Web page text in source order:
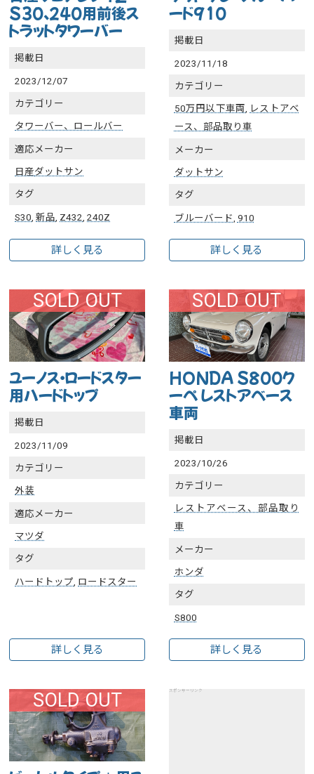
S30、240用前後ス
トラットタワーバー
掲載日
2023/12/07
カテゴリー
タワーバー、ロールバー
適応メーカー
日産ダットサン
タグ
S30 ,新品 Z432 ,240Z
詳しく見る
ード910
掲載日
2023/11/18
カテゴリー
50万円以下車両, レストアベ
ース、部品取り車
メーカー
ダットサン
タグ
ブルーバード 910
詳しく見る
SOLD OUT
ユーノス・ロードスター
用ハードトップ
掲載日
2023/11/09
カテゴリー
外装
適応メーカー
マツダ
タグ
ハードトップ ロードスター
詳しく見る
SOLD OUT
HONDA S800ク
ーペ レストアベース
車両
掲載日
2023/10/26
カテゴリー
レストアベース、部品取り
車
メーカー
ホンダ
タグ
S800
詳しく見る
SOLD OUT スポンサーリンク